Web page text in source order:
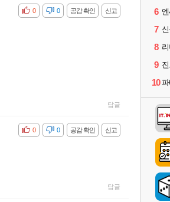
신고
공감 확인
비공감 0
0
답글
신고
공감 확인
비공감 0
0
답글
6
7
8
9
10